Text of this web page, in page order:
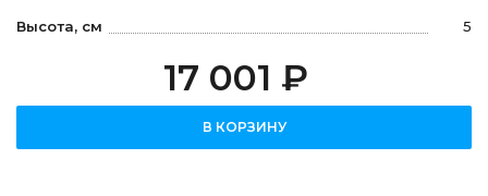
Высота, см 5
17 001 ₽
В КОРЗИНУ